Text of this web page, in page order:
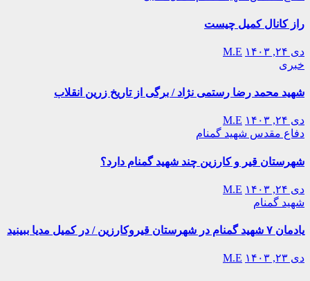
راز کانال کمیل چیست
دی ۲۴, ۱۴۰۳
M.E
خبری
شهید محمد رضا رستمی نژاد / برگی از تاریخ زرین انقلاب
دی ۲۴, ۱۴۰۳
M.E
دفاع مقدس شهید گمنام
شهرستان قیر و کارزین چند شهید گمنام دارد؟
دی ۲۴, ۱۴۰۳
M.E
شهید گمنام
یادمان ۷ شهید گمنام در شهرستان قیروکارزین / در کمیل مدیا ببینید
دی ۲۳, ۱۴۰۳ M.E